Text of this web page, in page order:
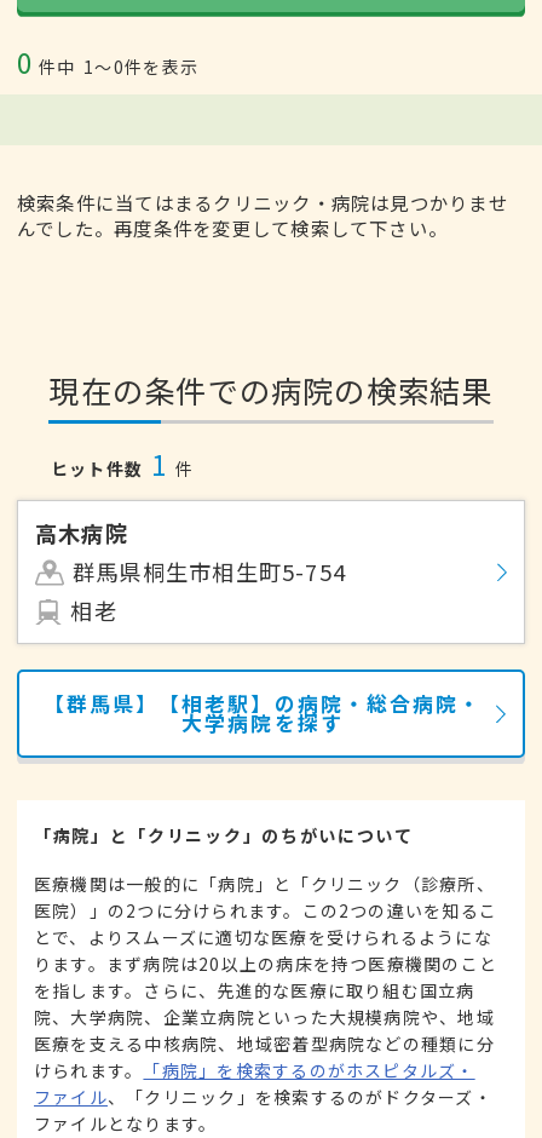
0 件中 1〜0件を表示
検索条件に当てはまるクリニック・病院は見つかりませ
んでした。再度条件を変更して検索して下さい。
現在の条件での病院の検索結果
ヒット件数 1 件
高木病院
群馬県桐生市相生町5-754
相老
【群馬県】【相老駅】の病院・総合病院・
大学病院を探す
「病院」と「クリニック」のちがいについて
医療機関は一般的に「病院」と「クリニック（診療所、
医院）」の2つに分けられます。この2つの違いを知るこ
とで、よりスムーズに適切な医療を受けられるようにな
ります。まず病院は20以上の病床を持つ医療機関のこと
を指します。さらに、先進的な医療に取り組む国立病
院、大学病院、企業立病院といった大規模病院や、地域
医療を支える中核病院、地域密着型病院などの種類に分
けられます。
「病院」を検索するのがホスピタルズ・
ファイル、「クリニック」を検索するのがドクターズ・
ファイルとなります。